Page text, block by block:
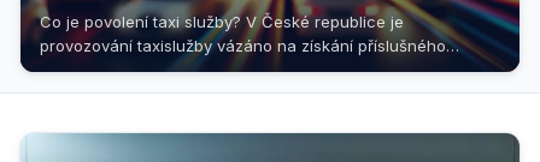
Co je povolení taxi služby? V České republice je
provozování taxislužby vázáno na získání příslušného
povolení. Bez něj je...